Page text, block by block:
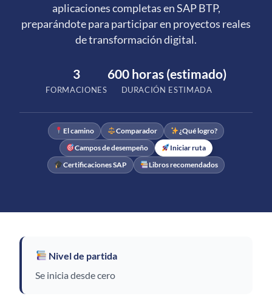
aplicaciones completas en SAP BTP,
preparándote para participar en proyectos reales
de transformación digital.
3
FORMACIONES
600 horas (estimado)
DURACIÓN ESTIMADA
El camino Comparador
¿Qué logro?
Campos de desempeño
Iniciar ruta
Certificaciones SAP
Libros recomendados
Nivel de partida
Se inicia desde cero